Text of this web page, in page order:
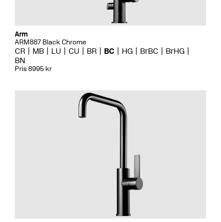
Arm
ARM887 Black Chrome
CR MB LU CU BR BC HG BrBC
BrHG
BN
Pris 8995 kr